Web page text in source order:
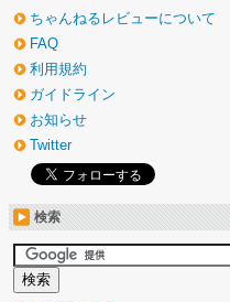
ちゃんねるレビューについて
FAQ
利用規約
ガイドライン
お知らせ
Twitter
検索